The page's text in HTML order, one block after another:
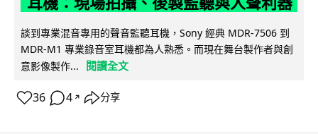
談到專業混音專用的聲音監聽耳機，Sony 經典 MDR-7506 到
MDR-M1 專業錄音室耳機都為人熟悉。而現在舞台製作者與創
意影像製作...
閱讀全文
36 4 ↗ 分享